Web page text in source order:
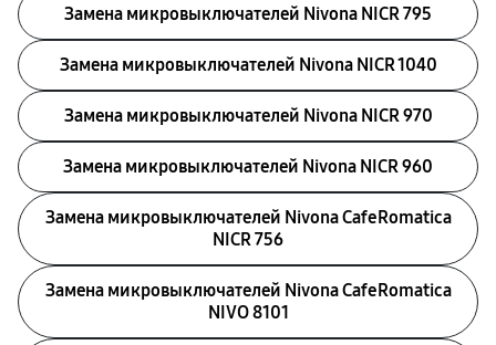
Замена микровыключателей Nivona NICR 795
Замена микровыключателей Nivona NICR 1040
Замена микровыключателей Nivona NICR 970
Замена микровыключателей Nivona NICR 960
Замена микровыключателей Nivona CafeRomatica
NICR 756
Замена микровыключателей Nivona CafeRomatica
NIVO 8101